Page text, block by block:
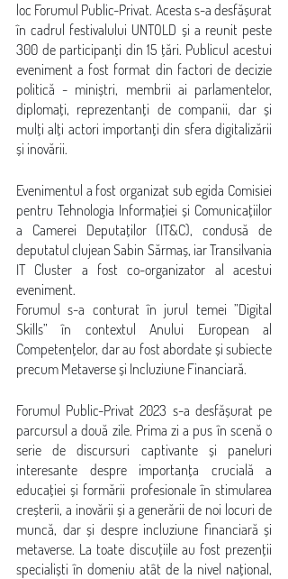
loc Forumul Public-Privat. Acesta s-a desfășurat
în cadrul festivalului UNTOLD și a reunit peste
300 de participanți din 15 țări. Publicul acestui
eveniment a fost format din factori de decizie
politică - miniștri, membrii ai parlamentelor,
diplomați, reprezentanți de companii, dar și
mulți alți actori importanți din sfera digitalizării
și inovării.
Evenimentul a fost organizat sub egida Comisiei
pentru Tehnologia Informației și Comunicațiilor
a Camerei Deputaților (IT&C), condusă de
deputatul clujean Sabin Sărmaș, iar Transilvania
IT Cluster a fost co-organizator al acestui
eveniment.
Forumul s-a conturat în jurul temei ”Digital
Skills” în contextul Anului European al
Competențelor, dar au fost abordate și subiecte
precum Metaverse și Incluziune Financiară.
Forumul Public-Privat 2023 s-a desfășurat pe
parcursul a două zile. Prima zi a pus în scenă o
serie de discursuri captivante și paneluri
interesante despre importanța crucială a
educației și formării profesionale în stimularea
creșterii, a inovării și a generării de noi locuri de
muncă, dar și despre incluziune financiară și
metaverse. La toate discuțiile au fost prezenții
specialiști în domeniu atât de la nivel național,